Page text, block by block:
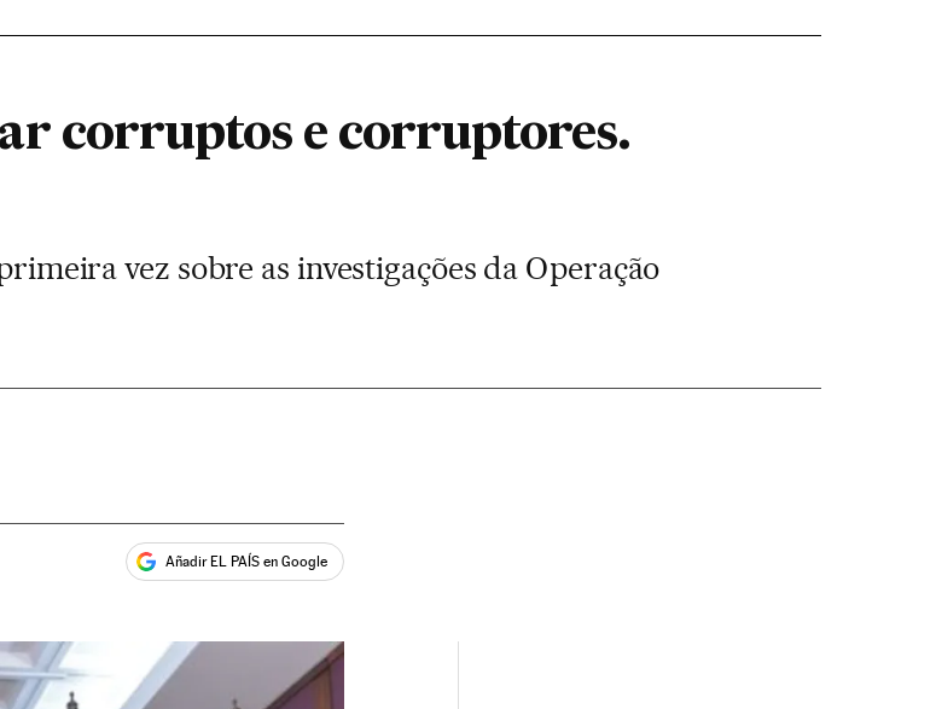
corruptos e corruptores.
vez sobre as investigações da Operação
Añadir EL PAÍS en Google